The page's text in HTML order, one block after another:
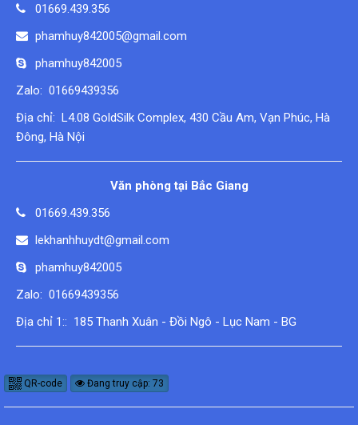
01669.439.356
phamhuy842005@gmail.com
phamhuy842005
Zalo: 01669439356
Địa chỉ: L4.08 GoldSilk Complex, 430 Cầu Am, Vạn Phúc, Hà
Đông, Hà Nội
Văn phòng tại Bắc Giang
01669.439.356
lekhanhhuydt@gmail.com
phamhuy842005
Zalo: 01669439356
Địa chỉ 1:: 185 Thanh Xuân - Đồi Ngô - Lục Nam - BG
QR-code Đang truy cập: 73